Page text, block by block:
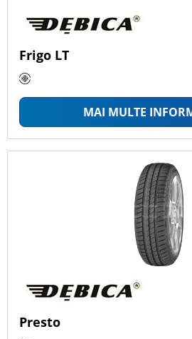
Frigo LT
MAI MULTE
Presto